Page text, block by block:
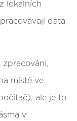
lokálních
data
zpracování,
místě ve
ale je to
v